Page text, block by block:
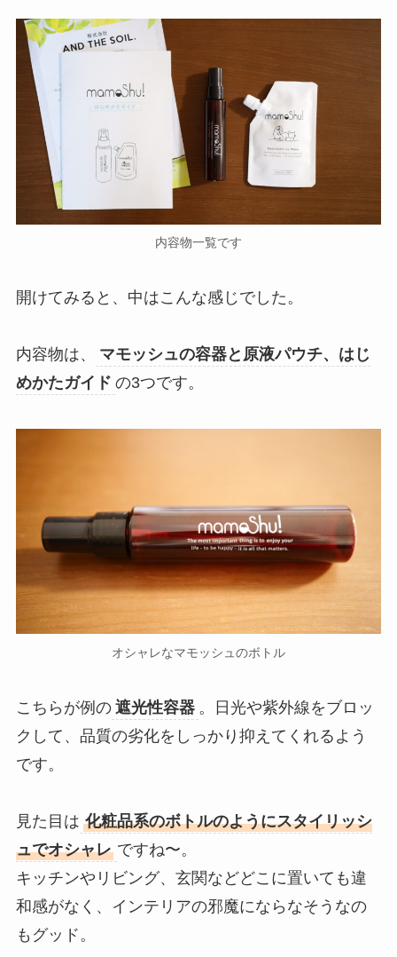
内容物一覧です
開けてみると、中はこんな感じでした。
内容物は、
マモッシュの容器と原液パウチ、はじ
めかたガイド の3つです。
オシャレなマモッシュのボトル
こちらが例の 遮光性容器 。日光や紫外線をブロッ
クして、品質の劣化をしっかり抑えてくれるよう
です。
見た目は 化粧品系のボトルのようにスタイリッシ
ュでオシャレ ですね〜。
キッチンやリビング、玄関などどこに置いても違
和感がなく、インテリアの邪魔にならなそうなの
もグッド。